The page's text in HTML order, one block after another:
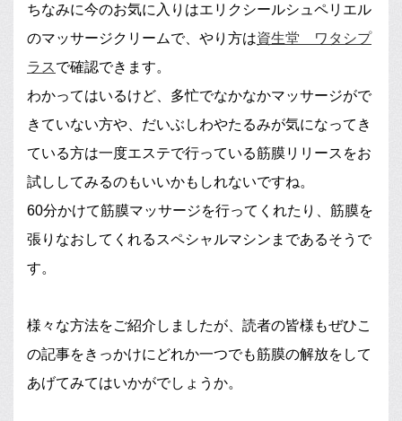
ちなみに今のお気に入りはエリクシールシュペリエル
のマッサージクリームで、やり方は資生堂 ワタシプ
ラスで確認できます。
わかってはいるけど、多忙でなかなかマッサージがで
きていない方や、だいぶしわやたるみが気になってき
ている方は一度エステで行っている筋膜リリースをお
試ししてみるのもいいかもしれないですね。
60分かけて筋膜マッサージを行ってくれたり、筋膜を
張りなおしてくれるスペシャルマシンまであるそうで
す。
様々な方法をご紹介しましたが、読者の皆様もぜひこ
の記事をきっかけにどれか一つでも筋膜の解放をして
あげてみてはいかがでしょうか。